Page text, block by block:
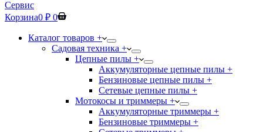
Сервис
Корзина0 ₽ 0
Каталог товаров +
Садовая техника +
Цепные пилы +
Аккумуляторные цепные пилы +
Бензиновые цепные пилы +
Сетевые цепные пилы +
Мотокосы и триммеры +
Аккумуляторные триммеры +
Бензиновые триммеры +